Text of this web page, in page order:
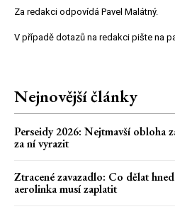
Za redakci odpovídá Pavel Malátný.
V případě dotazů na redakci pište na
Nejnovější články
Perseidy 2026: Nejtmavší obloha
za ní vyrazit
Ztracené zavazadlo: Co dělat
aerolinka musí zaplatit